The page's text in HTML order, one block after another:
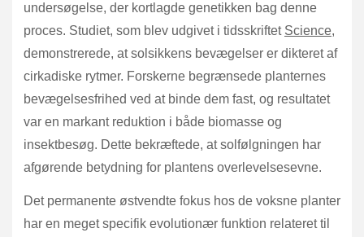
undersøgelse, der kortlagde genetikken bag denne
proces. Studiet, som blev udgivet i tidsskriftet Science,
demonstrerede, at solsikkens bevægelser er dikteret af
cirkadiske rytmer. Forskerne begrænsede planternes
bevægelsesfrihed ved at binde dem fast, og resultatet
var en markant reduktion i både biomasse og
insektbesøg. Dette bekræftede, at solfølgningen har
afgørende betydning for plantens overlevelsesevne.
Det permanente østvendte fokus hos de voksne planter
har en meget specifik evolutionær funktion relateret til